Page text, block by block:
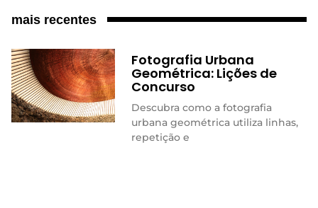
mais recentes
Fotografia Urbana
Geométrica: Lições de
Concurso
Descubra como a fotografia
urbana geométrica utiliza linhas,
repetição e